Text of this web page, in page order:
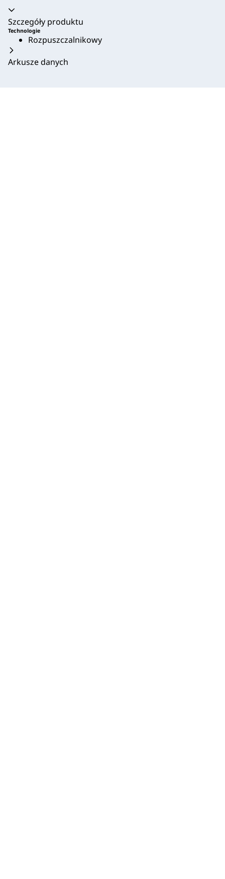
Akordeon zwinięty
Szczegóły produktu
Technologie
Rozpuszczalnikowy
Arkusze danych